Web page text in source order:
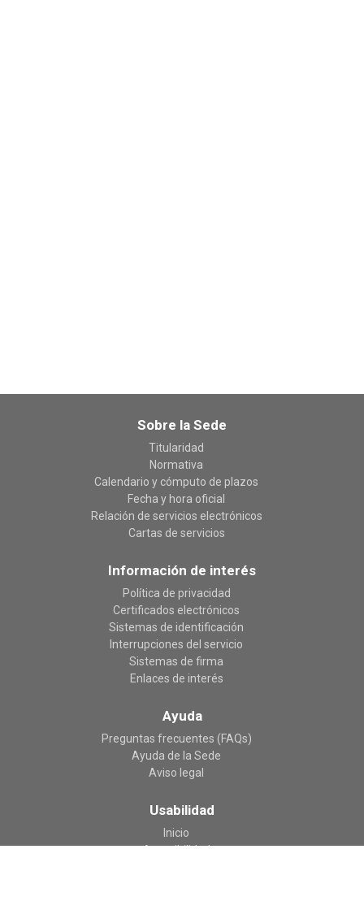
Sobre la Sede
Titularidad
Normativa
Calendario y cómputo de plazos
Fecha y hora oficial
Relación de servicios electrónicos
Cartas de servicios
Información de interés
Política de privacidad
Certificados electrónicos
Sistemas de identificación
Interrupciones del servicio
Sistemas de firma
Enlaces de interés
Ayuda
Preguntas frecuentes (FAQs)
Ayuda de la Sede
Aviso legal
Usabilidad
Inicio
Accesibilidad